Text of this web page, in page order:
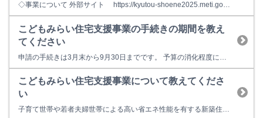
◇事業について 外部サイト https://kyutou-shoene2025.meti.go.jp/ ◇対象型式について ※ハイブリッド給湯器は、ヒートポンプの型式で申請します。 外部サイト https://jutaku-shoene2025.mlit.go.jp/manufacturer/search/product/high-efficiency-water-heate...
こどもみらい住宅支援事業の手続きの期間を教え
てください
こどもみらい住宅支援事業について教えてくださ
い
子育て世帯や若者夫婦世帯による高い省エネ性能を有する新築住宅の取得や住宅の省エネ改修等に対して補助金が交付されます。 販売店／工事施工業者と工事請負契約を結ぶ商品が対象です。 リンナイ商品の取得は、住宅リフォームで申請します。詳しくは下記をごらんください。 こどもみらい住宅支援事業ホームページ（https://kodomo-mirai.mlit.go.jp/）